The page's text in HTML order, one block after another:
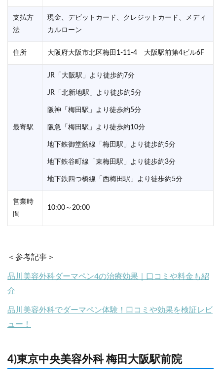
支払方
法
現金、デビットカード、クレジットカード、メディ
カルローン
住所 大阪府大阪市北区梅田1-11-4 大阪駅前第4ビル6F
最寄駅
JR「大阪駅」より徒歩約7分
JR「北新地駅」より徒歩約5分
阪神「梅田駅」より徒歩約5分
阪急「梅田駅」より徒歩約10分
地下鉄御堂筋線「梅田駅」より徒歩約5分
地下鉄谷町線「東梅田駅」より徒歩約3分
地下鉄四つ橋線「西梅田駅」より徒歩約5分
営業時
間
10:00～20:00
＜参考記事＞
品川美容外科ダーマペン4の治療効果｜口コミや料金も紹
介
品川美容外科でダーマペン体験！口コミや効果を検証レビ
ュー！
4)東京中央美容外科 梅田大阪駅前院